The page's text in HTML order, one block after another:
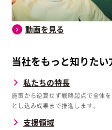
動画を見る
当社をもっと知りたい
私たちの特長
施策から逆算せず戦略起点で全体
とし込み成果まで推進します。
支援領域